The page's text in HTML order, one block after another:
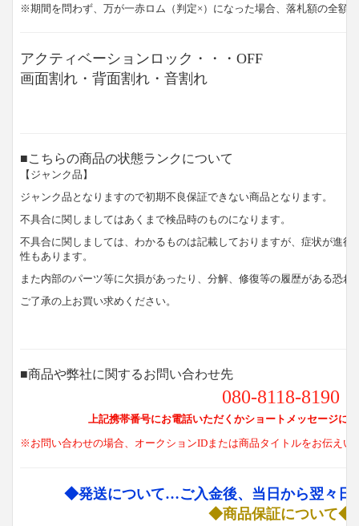
※期間を問わず、万が一赤ロム（判定×）になった場合、落札額の全額
アクティベーションロック・・・OFF
画面割れ・背面割れ・音割れ
■こちらの商品の状態ランクについて
【ジャンク品】
ジャンク品となりますので初期不良保証できない商品となります。
不具合に関しましてはあくまで検品時のものになります。
不具合に関しましては、わかるものは記載しておりますが、症状が進
性もあります。
また内部のパーツ等に欠損があったり、分解、修復等の履歴がある恐れ
ご了承の上お買い求めください。
■商品や弊社に関するお問い合わせ先
080-8118-8190
上記携帯番号にお電話いただくかショートメッセージに
※お問い合わせの場合、オークションIDまたは商品タイトルをお伝えい
◆発送について…ご入金後、当日から翌々日
◆商品保証について◆